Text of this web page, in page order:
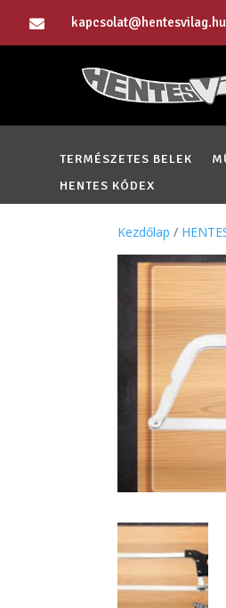
 kapcsolat@hentesvilag.hu
TERMÉSZETES BELEK
HENTES KÓDEX
Kezdőlap /